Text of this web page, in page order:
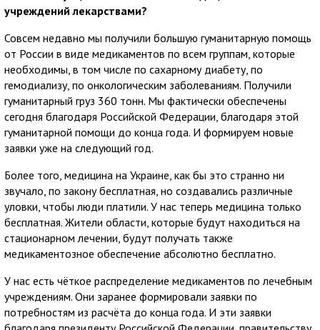
учреждений лекарствами?
Совсем недавно мы получили большую гуманитарную помощь
от России в виде медикаментов по всем группам, которые
необходимы, в том числе по сахарному диабету, по
гемодиализу, по онкологическим заболеваниям. Получили
гуманитарный груз 360 тонн. Мы фактически обеспечены
сегодня благодаря Российской Федерации, благодаря этой
гуманитарной помощи до конца года. И формируем новые
заявки уже на следующий год.
Более того, медицина на Украине, как бы это странно ни
звучало, по закону бесплатная, но создавались различные
уловки, чтобы люди платили. У нас теперь медицина только
бесплатная. Жители области, которые будут находиться на
стационарном лечении, будут получать также
медикаментозное обеспечение абсолютно бесплатно.
У нас есть чёткое распределение медикаментов по лечебным
учреждениям. Они заранее формировали заявки по
потребностям из расчёта до конца года. И эти заявки